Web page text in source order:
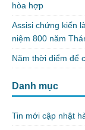
hòa hợp
Assisi chứng kiến
niệm 800 năm
Năm thời điểm để
Danh mục
Tin mới cập nhật